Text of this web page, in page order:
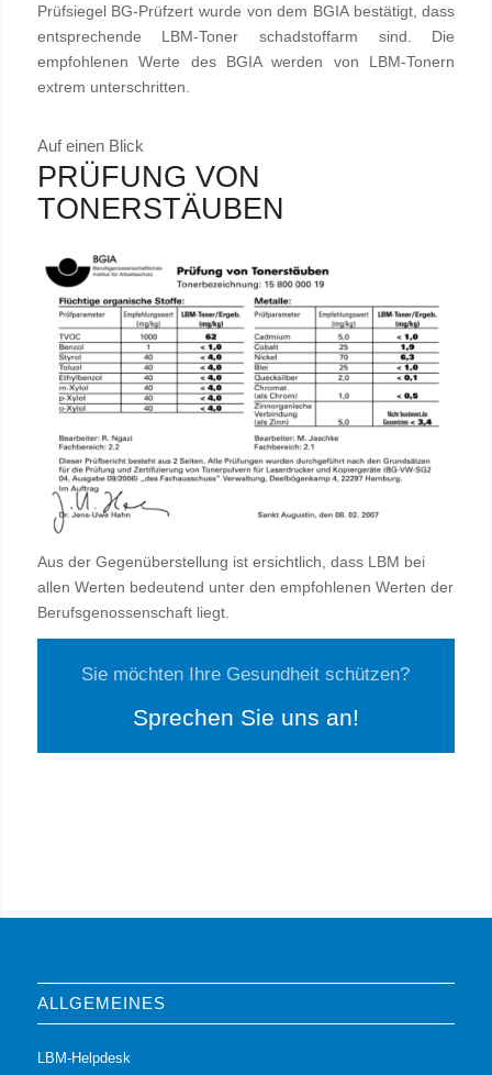
Prüfsiegel BG-Prüfzert wurde von dem BGIA bestätigt, dass
entsprechende LBM-Toner schadstoffarm sind. Die
empfohlenen Werte des BGIA werden von LBM-Tonern
extrem unterschritten.
Auf einen Blick
PRÜFUNG VON
TONERSTÄUBEN
Aus der Gegenüberstellung ist ersichtlich, dass LBM bei
allen Werten bedeutend unter den empfohlenen Werten der
Berufsgenossenschaft liegt.
Sie möchten Ihre Gesundheit schützen?
Sprechen Sie uns an!
ALLGEMEINES
LBM-Helpdesk